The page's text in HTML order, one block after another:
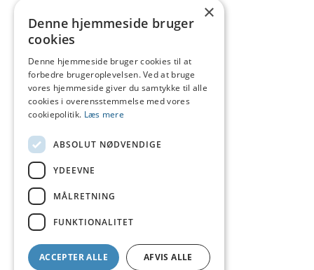
×
Denne hjemmeside bruger
cookies
Denne hjemmeside bruger cookies til at
forbedre brugeroplevelsen. Ved at bruge
vores hjemmeside giver du samtykke til alle
cookies i overensstemmelse med vores
cookiepolitik. Læs mere
ABSOLUT NØDVENDIGE
YDEEVNE
MÅLRETNING
FUNKTIONALITET
ACCEPTER ALLE AFVIS ALLE